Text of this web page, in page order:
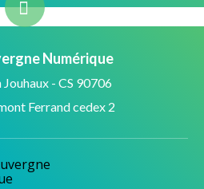
Numérique
- CS 90706
Ferrand cedex 2